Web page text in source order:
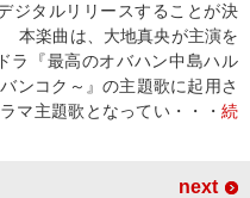
ジタルリリースすることが決
楽曲は、大地真央が主演を
ラ『最高のオバハン中島ハル
ンコク～』の主題歌に起用さ
マ主題歌となってい・・・ 続
next